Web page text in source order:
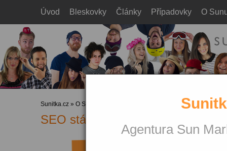
Agentura Sun
Úvod Bleskovky Články Případovky O
Sunitka.cz » O Sunu
SEO stáž v Taste Medio